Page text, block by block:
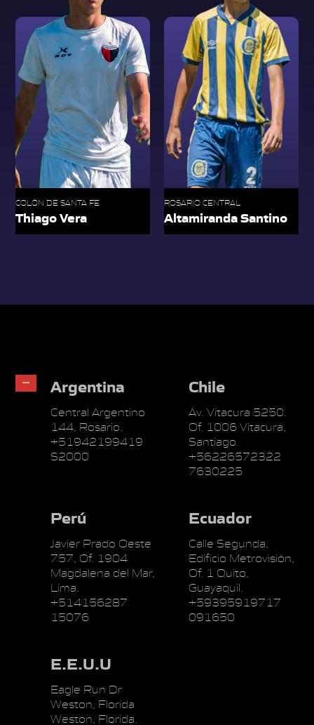
COLÓN DE SANTA FE
Thiago Vera
ROSARIO CENTRAL
Altamiranda Santino
Argentina
Central Argentino
144, Rosario.
+51942199419
S2000
Chile
Av. Vitacura 5250.
Of. 1006 Vitacura,
Santiago.
+56226572322
7630225
Perú
Javier Prado Oeste
757, Of. 1904
Magdalena del Mar,
Lima.
+514156287
15076
Ecuador
Calle Segunda,
Edificio Metrovisión,
Of. 1 Quito,
Guayaquil.
+59395919717
091650
E.E.U.U
Eagle Run Dr
Weston, Florida
Weston, Florida.